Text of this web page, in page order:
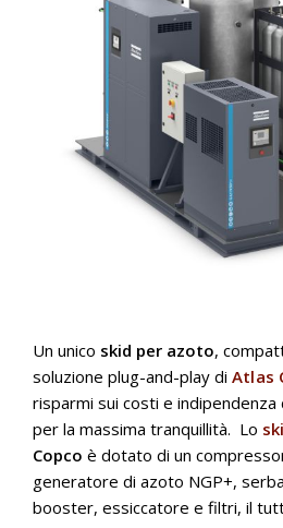
Un unico skid per azoto,
soluzione plug-and-play di Atlas
risparmi sui costi e
per la massima tranquillità. Lo
Copco è dotato di un
generatore di azoto NGP+,
booster, essiccatore e filtri, il